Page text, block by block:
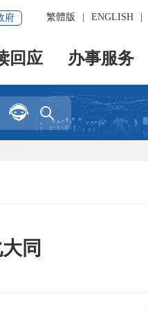
繁體版 ENGLISH
府
回应 办事服务


同